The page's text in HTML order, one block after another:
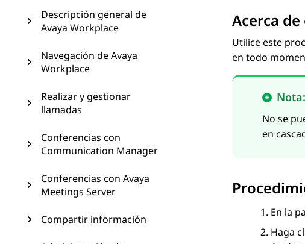
Descripción general de
Avaya Workplace
Navegación de Avaya
Workplace
Realizar y gestionar
llamadas
Conferencias con
Communication Manager
Conferencias con Avaya
Meetings Server
Compartir información
Acerca
Utilice este
en todo
Nota:
No se
en
En la
Haga